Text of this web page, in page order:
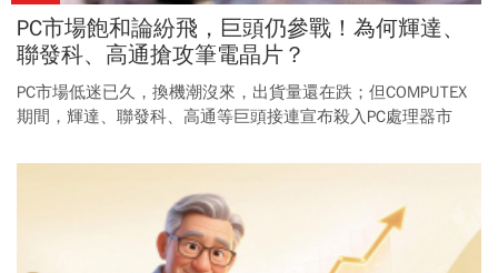
PC市場飽和論紛飛，巨頭仍參戰！為何輝達、
聯發科、高通搶攻筆電晶片？
PC市場低迷已久，換機潮沒來，出貨量還在跌；但COMPUTEX
期間，輝達、聯發科、高通等巨頭接連宣布殺入PC處理器市